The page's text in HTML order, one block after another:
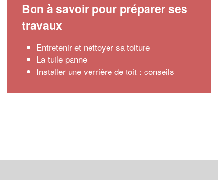
Bon à savoir pour préparer ses
travaux
Entretenir et nettoyer sa toiture
La tuile panne
Installer une verrière de toit : conseils